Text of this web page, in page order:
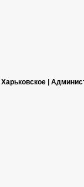
Харьковское |